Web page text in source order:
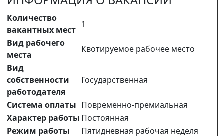
Количество
вакантных мест
1
Вид рабочего
места
Квотируемое рабочее место
Вид
собственности
работодателя
Государственная
Система оплаты Повременно-премиальная
Характер работы Постоянная
Режим работы
Пятидневная рабочая неделя